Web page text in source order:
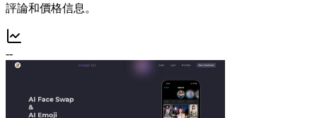
評論和價格信息。
--